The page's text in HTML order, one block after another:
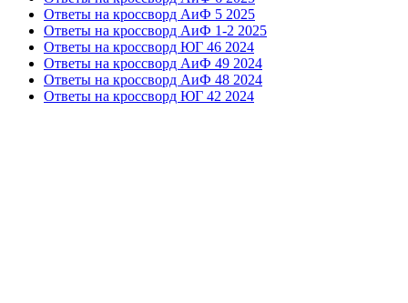
Ответы на кроссворд АиФ 5 2025
Ответы на кроссворд АиФ 1-2 2025
Ответы на кроссворд ЮГ 46 2024
Ответы на кроссворд АиФ 49 2024
Ответы на кроссворд АиФ 48 2024
Ответы на кроссворд ЮГ 42 2024